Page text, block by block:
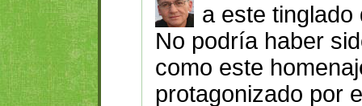
a este
No podría haber
como este
protagonizado por